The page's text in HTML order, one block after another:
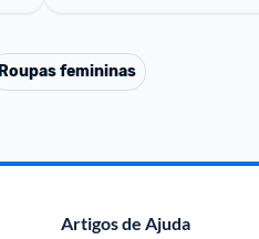
Roupas femininas
Artigos de Ajuda